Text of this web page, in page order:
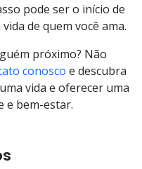
pode ser o início de
de quem você ama.
próximo? Não
conosco e descubra
vida e oferecer uma
e bem-estar.